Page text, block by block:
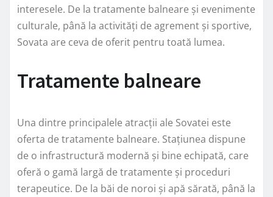
interesele. De la tratamente balneare și evenimente
culturale, până la activități de agrement și sportive,
Sovata are ceva de oferit pentru toată lumea.
Tratamente balneare
Una dintre principalele atracții ale Sovatei este
oferta de tratamente balneare. Stațiunea dispune
de o infrastructură modernă și bine echipată, care
oferă o gamă largă de tratamente și proceduri
terapeutice. De la băi de noroi și apă sărată, până la